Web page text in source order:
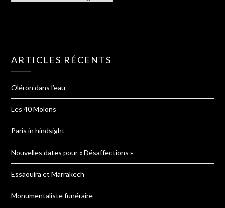
ARTICLES RÉCENTS
Oléron dans l’eau
Les 40 Molons
Paris in hindsight
Nouvelles dates pour « Désaffections »
Essaouira et Marrakech
Monumentaliste funéraire